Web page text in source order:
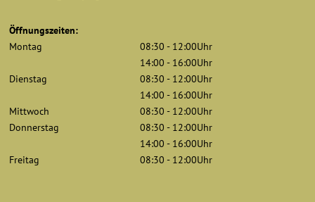
Öffnungszeiten:
Montag
08:30 - 12:00Uhr
14:00 - 16:00Uhr
Dienstag
08:30 - 12:00Uhr
14:00 - 16:00Uhr
Mittwoch
08:30 - 12:00Uhr
Donnerstag
08:30 - 12:00Uhr
14:00 - 16:00Uhr
Freitag
08:30 - 12:00Uhr